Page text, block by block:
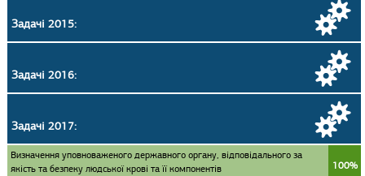
Задачі 2015:
Задачі 2016:
Задачі 2017:
Визначення уповноваженого державного органу, відповідального за
якість та безпеку людської крові та її компонентів
100%